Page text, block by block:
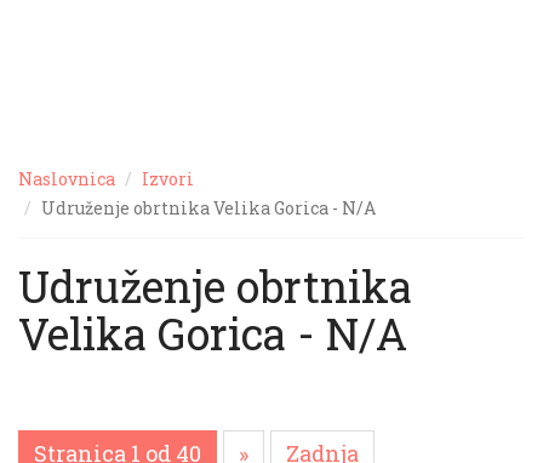
Naslovnica
Izvori
Udruženje obrtnika Velika Gorica - N/A
Udruženje obrtnika
Velika Gorica - N/A
Stranica 1 od 40 » Zadnja